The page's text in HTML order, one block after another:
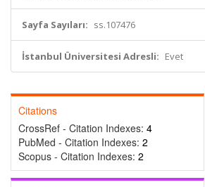
Sayfa Sayıları: ss.107476
İstanbul Üniversitesi Adresli: Evet
Citations
CrossRef - Citation Indexes: 4
PubMed - Citation Indexes: 2
Scopus - Citation Indexes: 2